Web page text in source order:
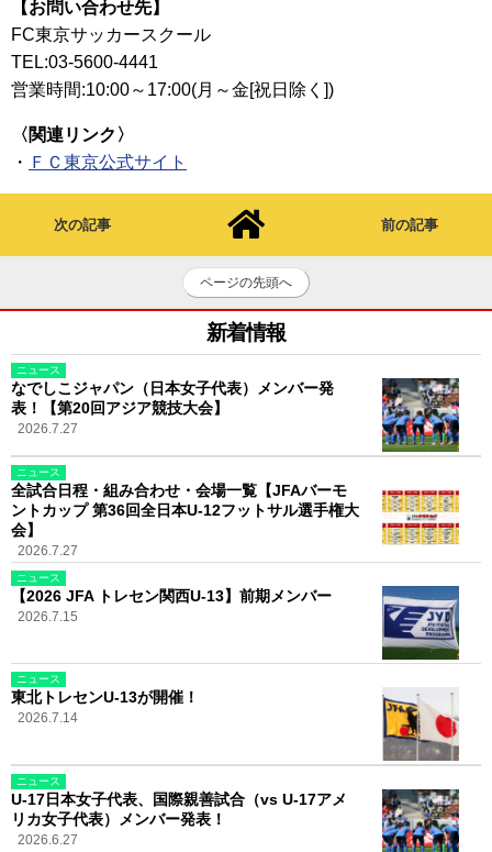
【お問い合わせ先】
FC東京サッカースクール
TEL:03-5600-4441
営業時間:10:00～17:00(月～金[祝日除く])
〈関連リンク〉
・ ＦＣ東京公式サイト
次の記事 前の記事
ページの先頭へ
新着情報
ニュース
なでしこジャパン（日本女子代表）メンバー発
表！【第20回アジア競技大会】
2026.7.27
ニュース
全試合日程・組み合わせ・会場一覧【JFAバーモ
ントカップ 第36回全日本U-12フットサル選手権大
会】
2026.7.27
ニュース
【2026 JFA トレセン関西U-13】前期メンバー
2026.7.15
ニュース
東北トレセンU-13が開催！
2026.7.14
ニュース
U-17日本女子代表、国際親善試合（vs U-17アメ
リカ女子代表）メンバー発表！
2026.6.27